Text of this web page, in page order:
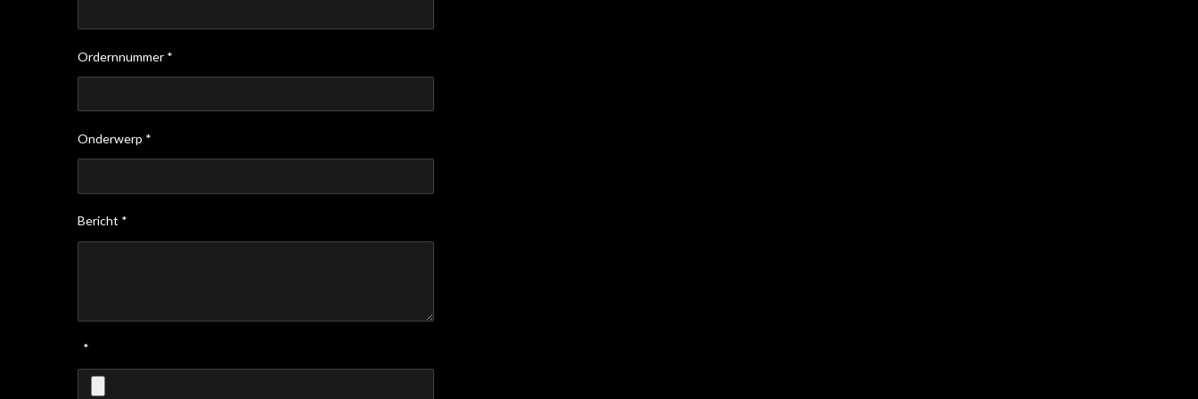
Ordernnummer *
Onderwerp *
Bericht *
*